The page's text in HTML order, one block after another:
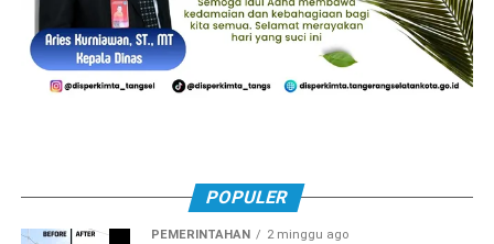
POPULER
PEMERINTAHAN 2 minggu ago